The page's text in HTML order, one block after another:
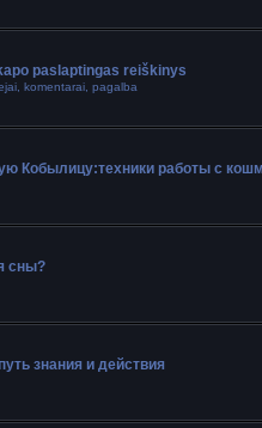
paslaptingas reiškinys
komentarai, pagalba
Кобылицу:техники работы с
сны?
знания и действия